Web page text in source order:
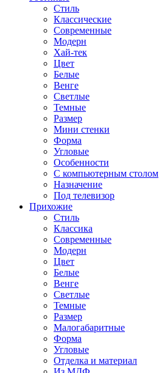
Стиль
Классические
Современные
Модерн
Хай-тек
Цвет
Белые
Венге
Светлые
Темные
Размер
Мини стенки
Форма
Угловые
Особенности
С компьютерным столом
Назначение
Под телевизор
Прихожие
Стиль
Классика
Современные
Модерн
Цвет
Белые
Венге
Светлые
Темные
Размер
Малогабаритные
Форма
Угловые
Отделка и материал